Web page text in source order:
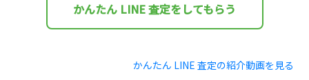
かんたん LINE 査定をしてもらう
かんたん LINE 査定の紹介動画を見る